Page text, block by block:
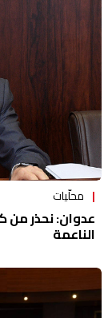
محلّيات
عدوان: نحذر من
الناعمة